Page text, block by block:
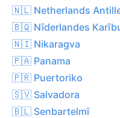
🇳🇱 Netherlands
🇧🇶 Nīderlandes
🇳🇮 Nikaragva
🇵🇦 Panama
🇵🇷 Puertoriko
🇸🇻 Salvadora
🇧🇱 Senbartelmī